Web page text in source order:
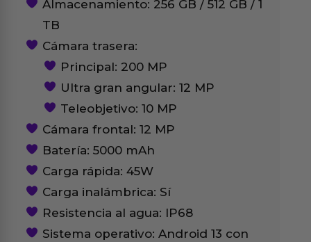
Almacenamiento: 256 GB / 512 GB / 1
TB
Cámara trasera:
Principal: 200 MP
Ultra gran angular: 12 MP
Teleobjetivo: 10 MP
Cámara frontal: 12 MP
Batería: 5000 mAh
Carga rápida: 45W
Carga inalámbrica: Sí
Resistencia al agua: IP68
Sistema operativo: Android 13 con